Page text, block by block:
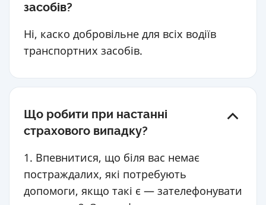
засобів?
Ні, каско добровільне для всіх водіїв
транспортних засобів.
Що робити при настанні
страхового випадку?
1. Впевнитися, що біля вас немає
постраждалих, які потребують
допомоги, якщо такі є — зателефонувати